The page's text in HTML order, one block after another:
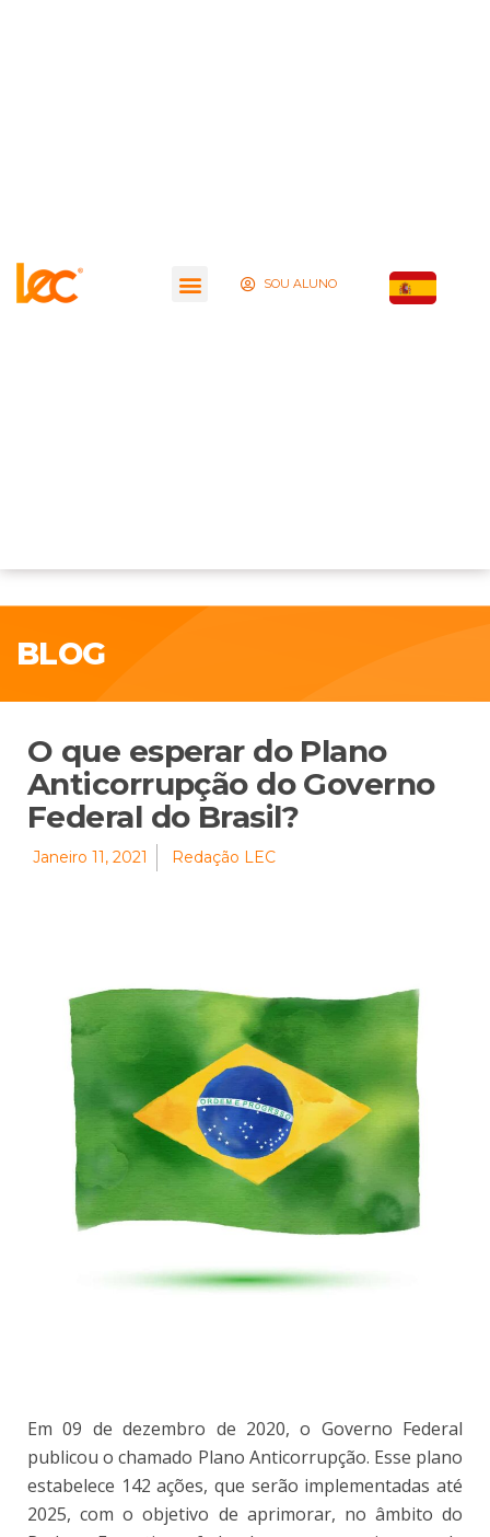
SOU ALUNO
BLOG
O que esperar do Plano
Anticorrupção do Governo
Federal do Brasil?
Janeiro 11, 2021 Redação LEC
Em 09 de dezembro de 2020, o Governo Federal
publicou o chamado Plano Anticorrupção. Esse plano
estabelece 142 ações, que serão implementadas até
2025, com o objetivo de aprimorar, no âmbito do